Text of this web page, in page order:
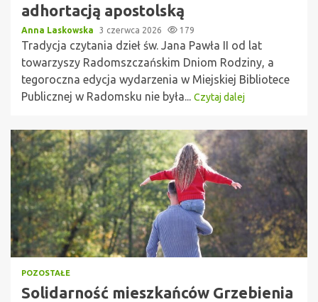
adhortacją apostolską
Anna Laskowska 3 czerwca 2026 179
Tradycja czytania dzieł św. Jana Pawła II od lat
towarzyszy Radomszczańskim Dniom Rodziny, a
tegoroczna edycja wydarzenia w Miejskiej Bibliotece
Publicznej w Radomsku nie była... Czytaj dalej
POZOSTAŁE
Solidarność mieszkańców Grzebienia